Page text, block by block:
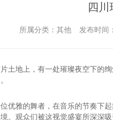
四川
所属分类：其他 发布时间
土地上，有一处璀璨夜空下的
优雅的舞者，在音乐的节奏下
。观众们被这视觉盛宴所深深